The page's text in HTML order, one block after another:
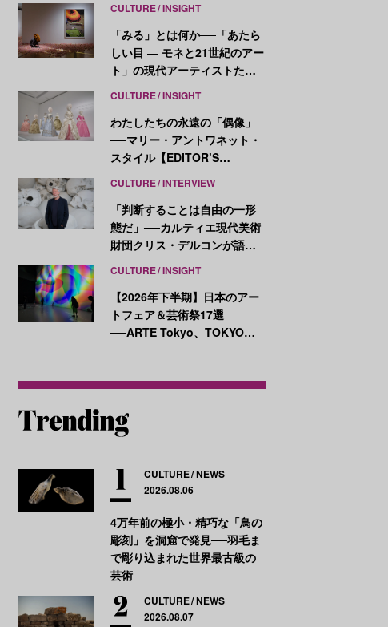
CULTURE INSIGHT
「みる」とは何か──「あたら
しい目 ― モネと21世紀のアー
ト」の現代アーティストたち
CULTURE INSIGHT
わたしたちの永遠の「偶像」
──マリー・アントワネット・
スタイル【EDITOR’S
CULTURE INTERVIEW
「判断することは自由の一形
態だ」──カルティエ現代美術
財団クリス・デルコンが語
CULTURE INSIGHT
【2026年下半期】日本のアー
トフェア＆芸術祭17選
──ARTE Tokyo、TOKYO
CULTURE NEWS
2026.08.06
4万年前の極小・精巧な「鳥の
彫刻」を洞窟で発見──羽毛ま
で彫り込まれた世界最古級の
芸術
CULTURE NEWS
2026.08.07